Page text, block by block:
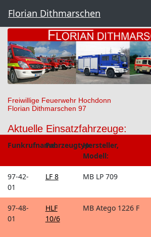
Florian Dithmarschen
Freiwillige Feuerwehr Hochdonn
Florian Dithmarschen 97
Aktuelle Einsatzfahrzeuge:
Funkrufname:Fahrzeugtyp:Hersteller,
Modell:
97-42-
01
LF 8 MB LP 709
97-48-
01
HLF
10/6
MB Atego 1226 F